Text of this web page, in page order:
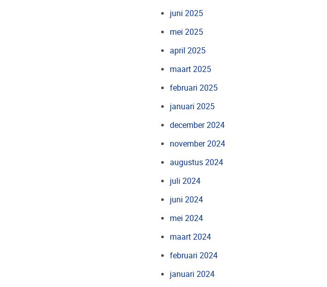
juni 2025
mei 2025
april 2025
maart 2025
februari 2025
januari 2025
december 2024
november 2024
augustus 2024
juli 2024
juni 2024
mei 2024
maart 2024
februari 2024
januari 2024